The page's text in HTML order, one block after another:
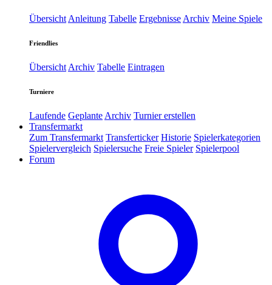
Übersicht Anleitung Tabelle Ergebnisse Archiv Meine Spiele
Friendlies
Übersicht Archiv Tabelle Eintragen
Turniere
Laufende Geplante Archiv Turnier erstellen
Transfermarkt
Zum Transfermarkt Transferticker Historie Spielerkategorien
Spielervergleich Spielersuche Freie Spieler Spielerpool
Forum